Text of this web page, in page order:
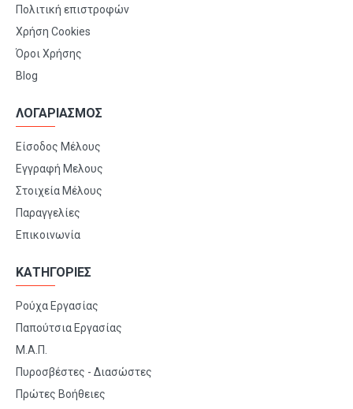
Πολιτική επιστροφών
Χρήση Cookies
Όροι Χρήσης
Blog
ΛΟΓΑΡΙΑΣΜΟΣ
Είσοδος Μέλους
Εγγραφή Μελους
Στοιχεία Μέλους
Παραγγελίες
Επικοινωνία
ΚΑΤΗΓΟΡΙΕΣ
Ρούχα Εργασίας
Παπούτσια Εργασίας
Μ.Α.Π.
Πυροσβέστες - Διασώστες
Πρώτες Βοήθειες